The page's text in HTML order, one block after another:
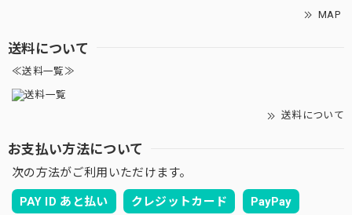
MAP
送料について
≪送料一覧≫
送料について
お支払い方法について
次の方法がご利用いただけます。
PAY ID あと払い クレジットカード PayPay